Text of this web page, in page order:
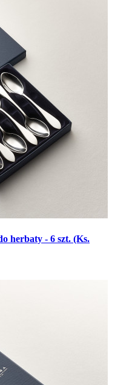
herbaty - 6 szt. (Ks.